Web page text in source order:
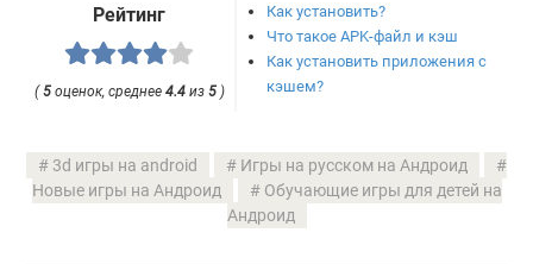
Рейтинг
( 5оценок, среднее 4.4из 5)
Как установить?
Что такое APK-файл и кэш
Как установить приложения с
кэшем?
3d игры на android
Игры на русском на Андроид
Новые игры на Андроид
Обучающие игры для детей на
Андроид